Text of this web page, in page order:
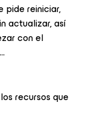
pide reiniciar,
actualizar, así
con el
recursos que